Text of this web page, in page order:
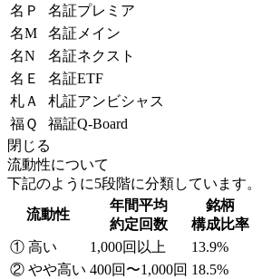
名Ｐ
名証プレミア
名M
名証メイン
名N
名証ネクスト
名Ｅ
名証ETF
札Ａ
札証アンビシャス
福Ｑ
福証Q-Board
閉じる
流動性について
下記のように5段階に分類しています。
流動性
年間平均
約定回数
銘柄
構成比率
① 高い
1,000回以上
13.9%
② やや高い 400回〜1,000回 18.5%